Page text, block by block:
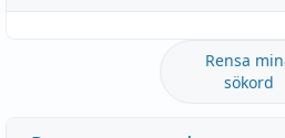
Rensa
sökord